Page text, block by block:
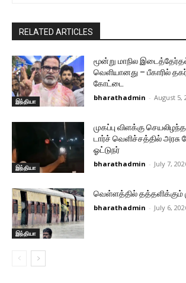
RELATED ARTICLES
இந்தியா
மூன்று மாநில
வெளியானது – பீகாரில்
கோட்டை
bharathadmin - August 5,
இந்தியா
முகப்பு விளக்கு
டார்ச் வெளிச்சத்தில் அரசு
ஓட்டுநர்
bharathadmin - July 7,
இந்தியா
வெள்ளத்தில் தத்தளிக்கும்
bharathadmin - July 6,